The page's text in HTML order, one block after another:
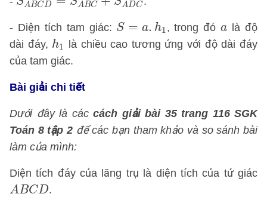
A BCD A BC A DC
- Diện tích tam giác: S = a. h1
S h 1 , trong đóa
a là độ
dài đáy, h1
h
là chiều cao tương ứng với độ dài đáy
của tam giác.
Bài giải chi tiết
Dưới đây là các cách giải bài 35 trang 116 SGK
Toán 8 tập 2 để các bạn tham khảo và so sánh bài
làm của mình:
Diện tích đáy của lăng trụ là diện tích của tứ giác
ABCD
A BCD .